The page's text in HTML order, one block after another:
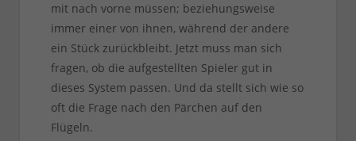
mit nach vorne müssen; beziehungsweise
immer einer von ihnen, während der andere
ein Stück zurückbleibt. Jetzt muss man sich
fragen, ob die aufgestellten Spieler gut in
dieses System passen. Und da stellt sich wie so
oft die Frage nach den Pärchen auf den
Flügeln.